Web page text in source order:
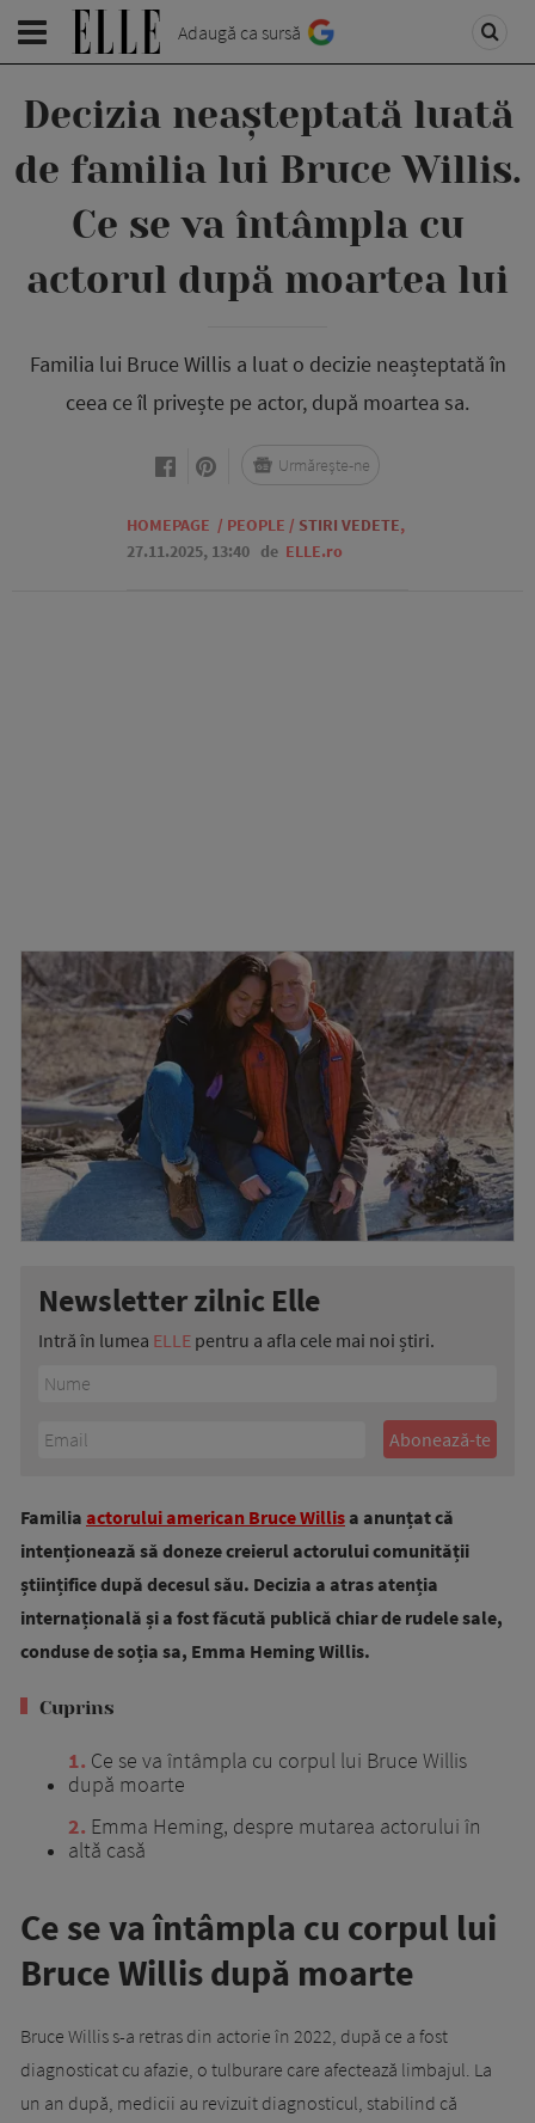
Adaugă ca sursă
Decizia neașteptată luată
de familia lui Bruce Willis.
Ce se va întâmpla cu
actorul după moartea lui
Familia lui Bruce Willis a luat o decizie neașteptată în
ceea ce îl privește pe actor, după moartea sa.
HOMEPAGE / PEOPLE / STIRI VEDETE,
27.11.2025, 13:40 de ELLE.ro
Urmărește-ne
Newsletter zilnic Elle
Intră în lumea ELLE pentru a afla cele mai noi știri.
Familia actorului american Bruce Willis a anunțat că
intenționează să doneze creierul actorului comunității
științifice după decesul său. Decizia a atras atenția
internațională și a fost făcută publică chiar de rudele sale,
conduse de soția sa, Emma Heming Willis.
Cuprins
1 Ce se va întâmpla cu corpul lui Bruce Willis
după moarte
2 Emma Heming, despre mutarea actorului în
altă casă
Ce se va întâmpla cu corpul lui
Bruce Willis după moarte
Bruce Willis s-a retras din actorie în 2022, după ce a fost
diagnosticat cu afazie, o tulburare care afectează limbajul. La
un an după, medicii au revizuit diagnosticul, stabilind că